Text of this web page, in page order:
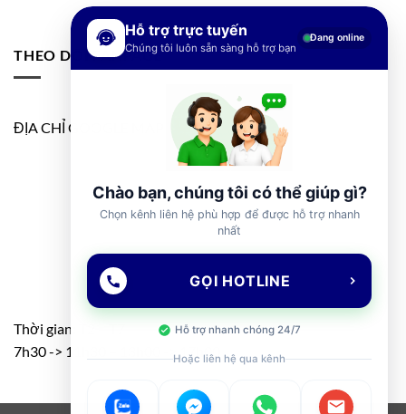
THEO DÕI FANPAGE
ĐỊA CHỈ GOOGLE MAP
Thời gian: T2 – T7
7h30 -> 11h30 – 13h00 -> 17h00
Hỗ trợ trực tuyến
Chúng tôi luôn sẵn sàng hỗ trợ bạn
Đang online
Chào bạn, chúng tôi có thể giúp gì?
Chọn kênh liên hệ phù hợp để được hỗ trợ nhanh
nhất
GỌI HOTLINE
Hỗ trợ nhanh chóng 24/7
Hoặc liên hệ qua kênh